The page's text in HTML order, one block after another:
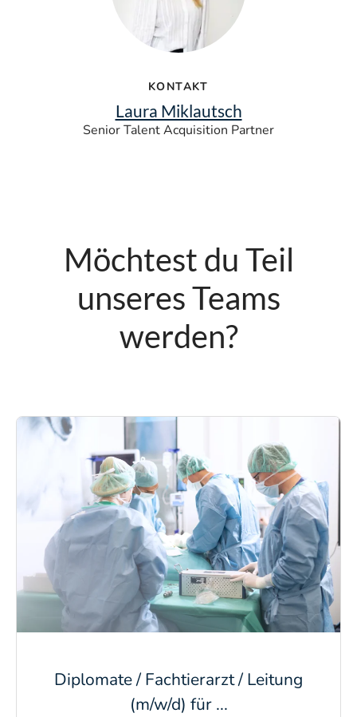
KONTAKT
Laura Miklautsch
Senior Talent Acquisition Partner
Möchtest du Teil
unseres Teams
werden?
Diplomate / Fachtierarzt / Leitung
(m/w/d) für ...